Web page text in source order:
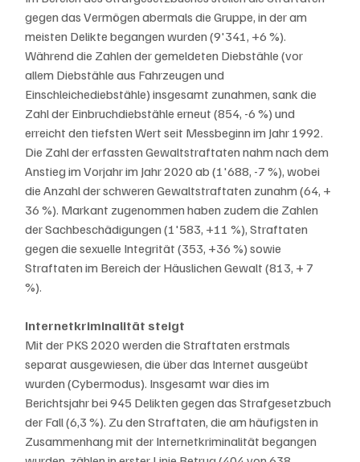
gegen das Vermögen abermals die Gruppe, in der am
meisten Delikte begangen wurden (9'341, +6 %).
Während die Zahlen der gemeldeten Diebstähle (vor
allem Diebstähle aus Fahrzeugen und
Einschleichediebstähle) insgesamt zunahmen, sank die
Zahl der Einbruchdiebstähle erneut (854, -6 %) und
erreicht den tiefsten Wert seit Messbeginn im Jahr 1992.
Die Zahl der erfassten Gewaltstraftaten nahm nach dem
Anstieg im Vorjahr im Jahr 2020 ab (1'688, -7 %), wobei
die Anzahl der schweren Gewaltstraftaten zunahm (64, +
36 %). Markant zugenommen haben zudem die Zahlen
der Sachbeschädigungen (1'583, +11 %), Straftaten
gegen die sexuelle Integrität (353, +36 %) sowie
Straftaten im Bereich der Häuslichen Gewalt (813, + 7
%).
Internetkriminalität steigt
Mit der PKS 2020 werden die Straftaten erstmals
separat ausgewiesen, die über das Internet ausgeübt
wurden (Cybermodus). Insgesamt war dies im
Berichtsjahr bei 945 Delikten gegen das Strafgesetzbuch
der Fall (6,3 %). Zu den Straftaten, die am häufigsten in
Zusammenhang mit der Internetkriminalität begangen